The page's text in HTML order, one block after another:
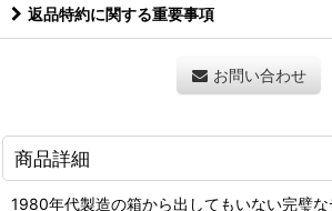
返品特約に関する重要事項
お問い合わせ
商品詳細
1980年代製造の箱から出してもいない完璧